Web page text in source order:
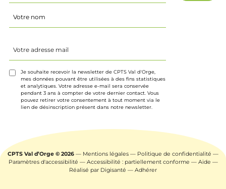
adresse
mail
(Nécessaire)
Je souhaite recevoir la newsletter de CPTS Val d'Orge,
mes données pouvant être utilisées à des fins statistiques
et analytiques. Votre adresse e-mail sera conservée
pendant 3 ans à compter de votre dernier contact. Vous
pouvez retirer votre consentement à tout moment via le
lien de désinscription présent dans notre newsletter.
CPTS Val d’Orge © 2026 — Mentions légales — Politique de confidentialité —
Paramètres d'accessibilité — Accessibilité : partiellement conforme — Aide —
Réalisé par Digisanté — Adhérer